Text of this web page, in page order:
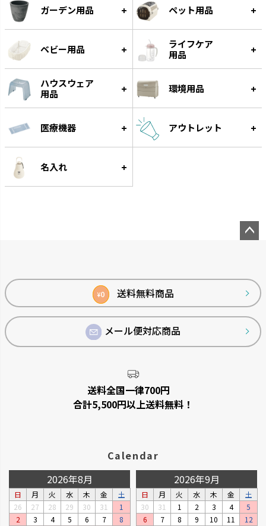
グルー
遊びながらフードをゆっくり食
べられる知遊玩具です。
ガーデン用品 ペット用品
ベビー用品
ライフケア
用品
ハウスウェア
用品
環境用品
医療機器 アウトレット
名入れ
¥0 送料無料商品
メール便対応商品
送料全国一律700円
合計5,500円以上送料無料！
Calendar
2026年8月
日 月 火 水 木 金
土
26
27 28 29 30 31
1
2
3 4 5 6 7
8
2026年9月
日 月 火 水 木 金
土
30
31 1 2 3 4
5
6
7 8 9 10 11
12
ップ
へ